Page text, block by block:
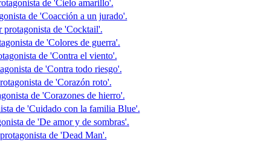
de 'Cielo amarillo'.
de 'Coacción a un jurado'.
protagonista de 'Cocktail'.
de 'Colores de guerra'.
de 'Contra el viento'.
de 'Contra todo riesgo'.
de 'Corazón roto'.
de 'Corazones de hierro'.
de 'Cuidado con la familia Blue'.
de 'De amor y de sombras'.
de 'Dead Man'.